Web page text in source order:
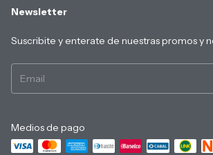
Newsletter
Suscribite y enterate de nuestras promos y
Medios de pago